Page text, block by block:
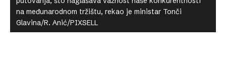
na međunarodnom tržištu, rekao je ministar Tonči
Glavina/R. Anić/PIXSELL